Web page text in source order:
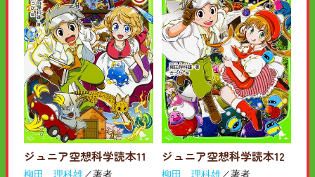
ジュニア空想科学読本11
柳田 理科雄／著者
ジュニア空想科学読本12
柳田 理科雄／著者